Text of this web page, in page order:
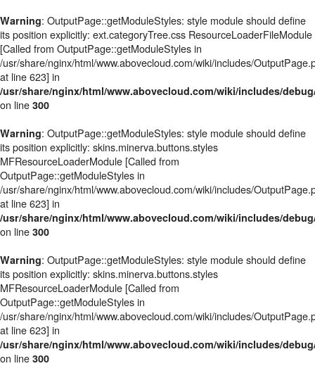
Warning: OutputPage::getModuleStyles: style module should define
its position explicitly: ext.categoryTree.css ResourceLoaderFileModule
[Called from OutputPage::getModuleStyles in
/usr/share/nginx/html/www.abovecloud.com/wiki/includes/
at line 623] in
/usr/share/nginx/html/www.abovecloud.com/wiki/includes/
on line 300
Warning: OutputPage::getModuleStyles: style module should define
its position explicitly: skins.minerva.buttons.styles
MFResourceLoaderModule [Called from
OutputPage::getModuleStyles in
/usr/share/nginx/html/www.abovecloud.com/wiki/includes/
at line 623] in
/usr/share/nginx/html/www.abovecloud.com/wiki/includes/
on line 300
Warning: OutputPage::getModuleStyles: style module should define
its position explicitly: skins.minerva.buttons.styles
MFResourceLoaderModule [Called from
OutputPage::getModuleStyles in
/usr/share/nginx/html/www.abovecloud.com/wiki/includes/
at line 623] in
/usr/share/nginx/html/www.abovecloud.com/wiki/includes/
on line 300